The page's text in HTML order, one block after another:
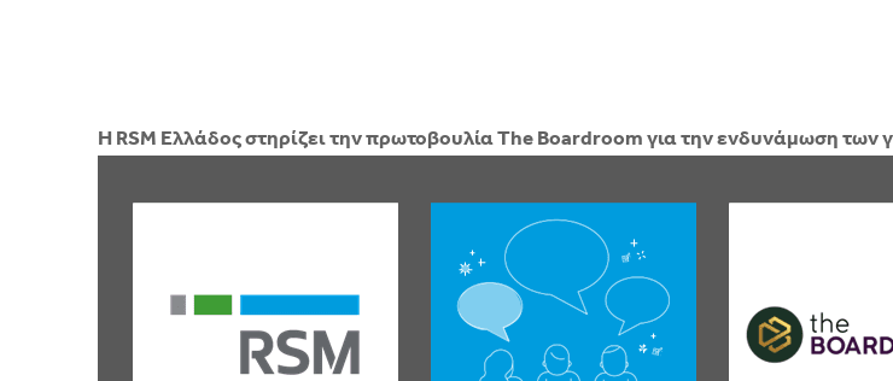
Η RSM Ελλάδος στηρίζει την πρωτοβουλία The Boardroom για την ενδυνάμωση των